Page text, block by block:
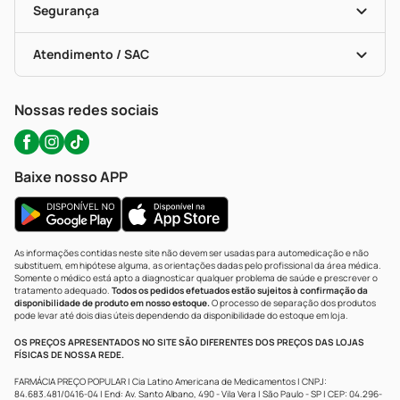
Formas De Pagamento
Troca E Devolução
Bulas De A A Z
Políticas De Marketplace
Serviços Farmacêuticos
Testes Rápidos
Autoteste Covid-19
Segurança
Certificado De Segurança
Portal Da Privacidade
Atendimento / SAC
WhatsApp (47) 9202-1687
Nossas redes sociais
Baixe nosso APP
As informações contidas neste site não devem ser usadas para automedicação e não
substituem, em hipótese alguma, as orientações dadas pelo profissional da área médica.
Somente o médico está apto a diagnosticar qualquer problema de saúde e prescrever o
tratamento adequado. Todos os pedidos efetuados estão sujeitos à confirmação da
disponibilidade de produto em nosso estoque.O processo de separação dos produtos
pode levar até dois dias úteis dependendo da disponibilidade do estoque em loja.
OS PREÇOS APRESENTADOS NO SITE SÃO DIFERENTES DOS PREÇOS DAS LOJAS
FÍSICAS DE NOSSA REDE.
FARMÁCIA PREÇO POPULAR | Cia Latino Americana de Medicamentos | CNPJ:
84.683.481/0416-04 | End: Av. Santo Albano, 490 - Vila Vera | São Paulo - SP | CEP: 04.296-